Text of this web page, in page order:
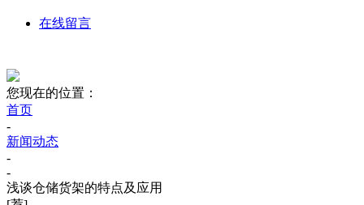
在线留言
您现在的位置：
首页
-
新闻动态
-
-
浅谈仓储货架的特点及应用